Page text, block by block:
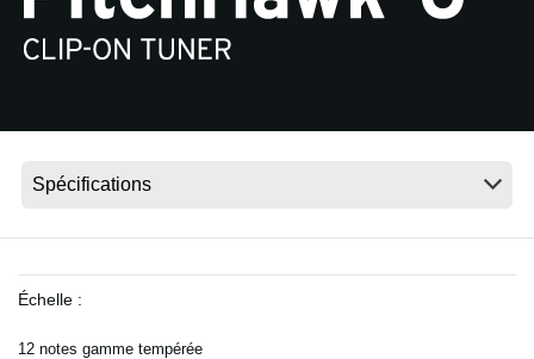
Lieu
Échelle :
12 notes gamme tempérée